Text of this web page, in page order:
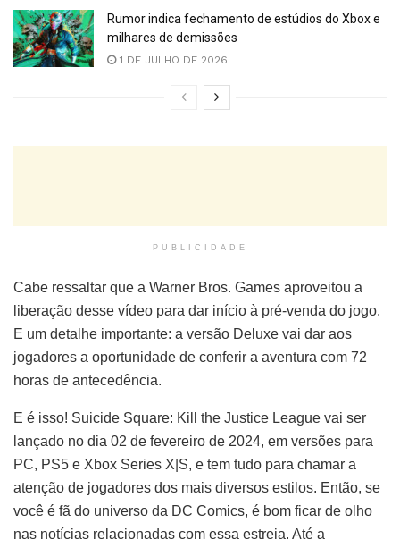
Rumor indica fechamento de estúdios do Xbox e
milhares de demissões
1 DE JULHO DE 2026
PUBLICIDADE
Cabe ressaltar que a Warner Bros. Games aproveitou a
liberação desse vídeo para dar início à pré-venda do jogo.
E um detalhe importante: a versão Deluxe vai dar aos
jogadores a oportunidade de conferir a aventura com 72
horas de antecedência.
E é isso! Suicide Square: Kill the Justice League vai ser
lançado no dia 02 de fevereiro de 2024, em versões para
PC, PS5 e Xbox Series X|S, e tem tudo para chamar a
atenção de jogadores dos mais diversos estilos. Então, se
você é fã do universo da DC Comics, é bom ficar de olho
nas notícias relacionadas com essa estreia. Até a